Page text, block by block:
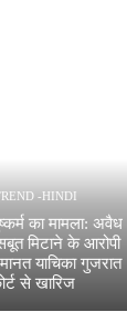
-HINDI
का मामला: अवैध
मिटाने के आरोपी
याचिका गुजरात
से खारिज